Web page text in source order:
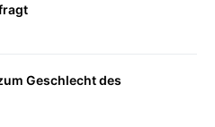
Geschlecht des